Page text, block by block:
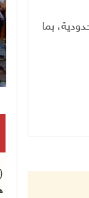
بما